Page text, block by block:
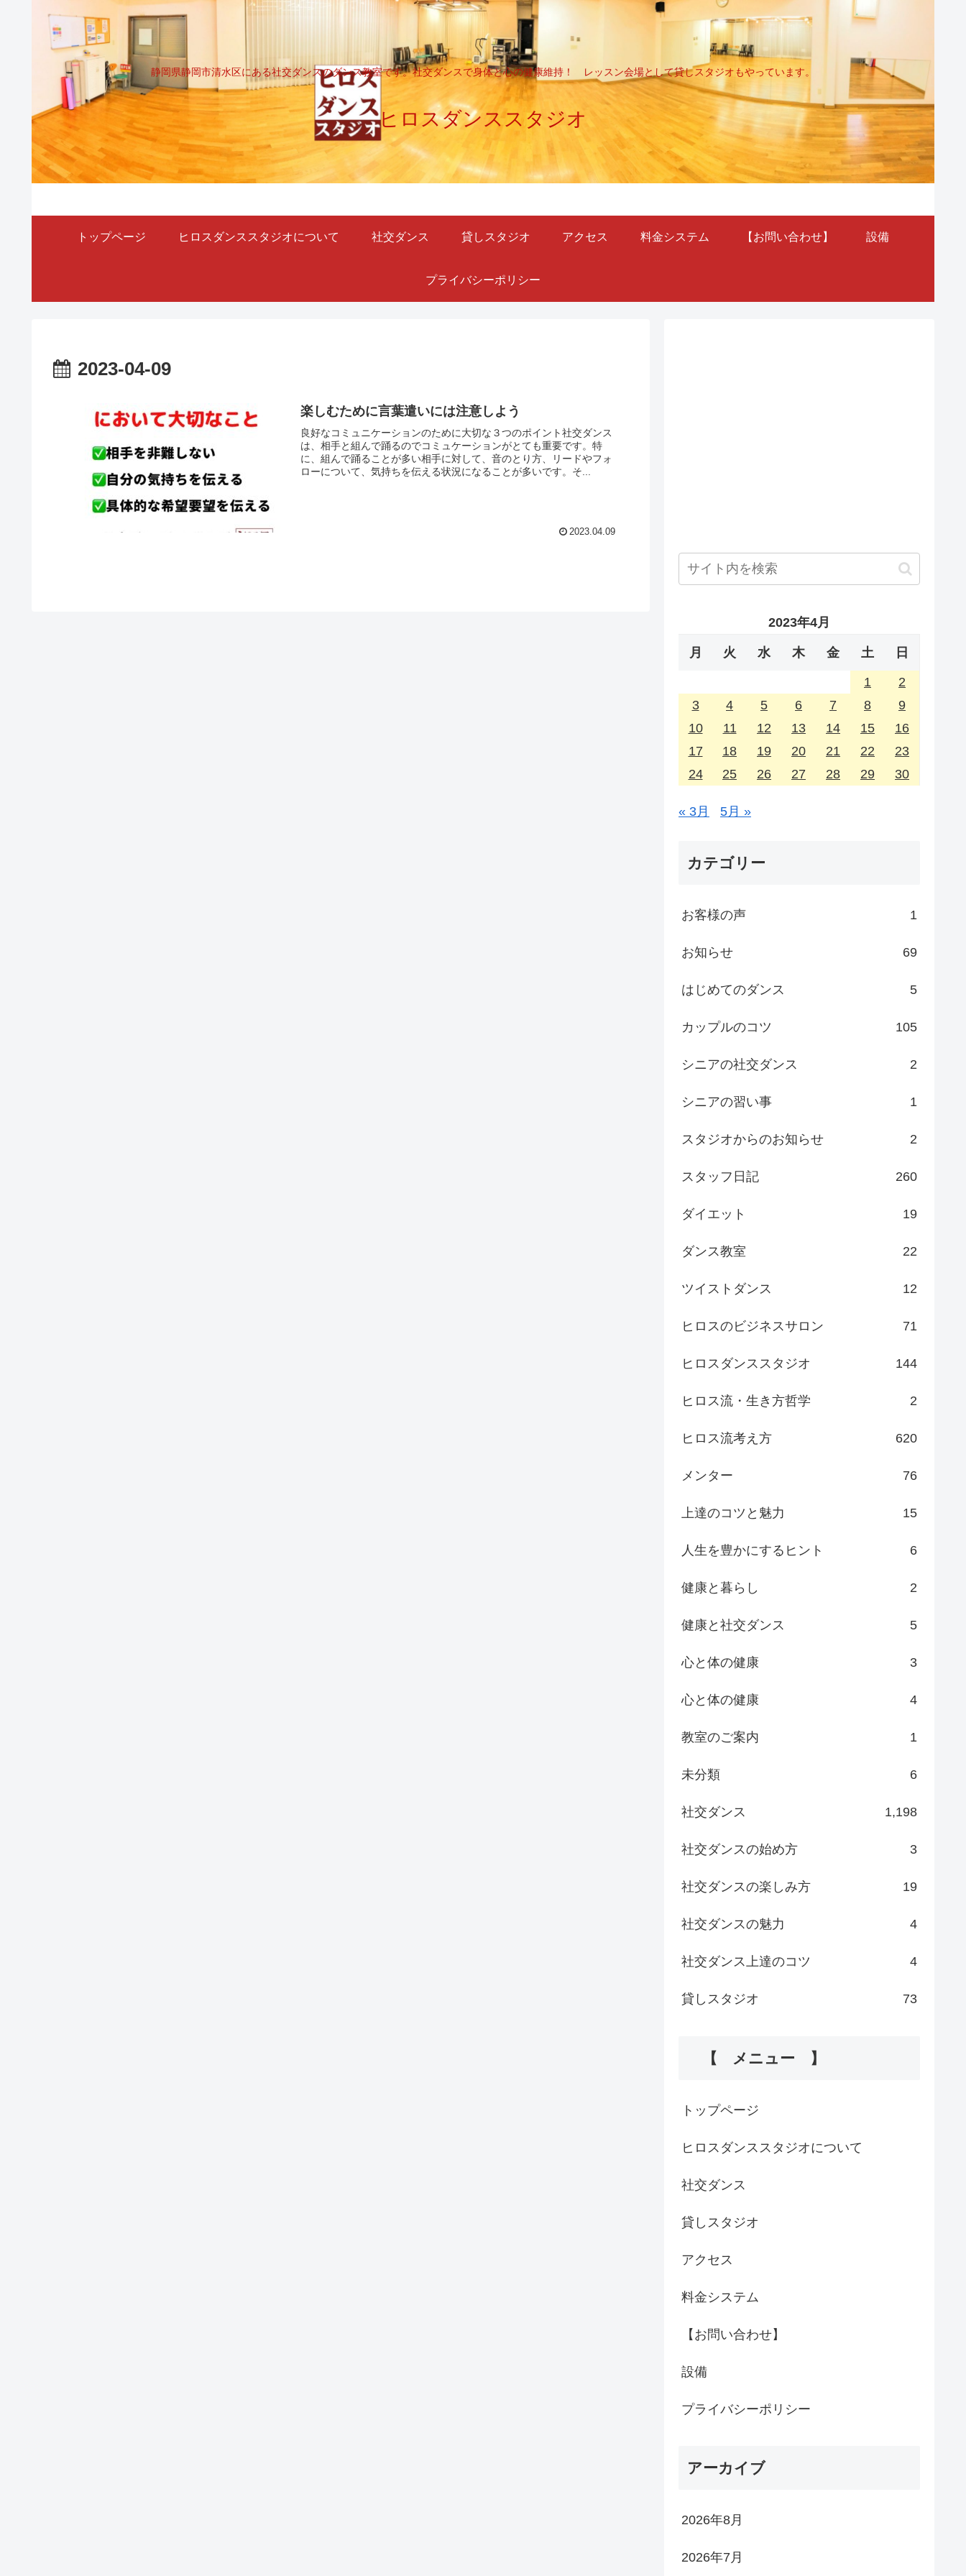
静岡県静岡市清水区にある社交ダンスのダンス教室です。社交ダンスで身体と心の健康維持！ レッスン会場として貸しスタジオもやっています。
ヒロスダンススタジオ
トップページ ヒロスダンススタジオについて 社交ダンス 貸しスタジオ アクセス 料金システム 【お問い合わせ】 設備
プライバシーポリシー
2023-04-09
楽しむために言葉遣いには注意しよう
良好なコミュニケーションのために大切な３つのポイント社交ダンス
は、相手と組んで踊るのでコミュケーションがとても重要です。特
に、組んで踊ることが多い相手に対して、音のとり方、リードやフォ
ローについて、気持ちを伝える状況になることが多いです。そ...
2023.04.09
2023年4月
月 火 水 木 金 土 日
1
2
3
4 5 6 7 8
9
10
11 12 13 14 15
16
17
18 19 20 21 22
23
24
25 26 27 28 29 30
« 3月 5月 »
カテゴリー
お客様の声 1
お知らせ 69
はじめてのダンス 5
カップルのコツ 105
シニアの社交ダンス 2
シニアの習い事 1
スタジオからのお知らせ 2
スタッフ日記 260
ダイエット 19
ダンス教室 22
ツイストダンス 12
ヒロスのビジネスサロン 71
ヒロスダンススタジオ 144
ヒロス流・生き方哲学 2
ヒロス流考え方 620
メンター 76
上達のコツと魅力 15
人生を豊かにするヒント 6
健康と暮らし 2
健康と社交ダンス 5
心と体の健康 3
心と体の健康 4
教室のご案内 1
未分類 6
社交ダンス 1,198
社交ダンスの始め方 3
社交ダンスの楽しみ方 19
社交ダンスの魅力 4
社交ダンス上達のコツ 4
貸しスタジオ 73
【 メニュー 】
トップページ
ヒロスダンススタジオについて
社交ダンス
貸しスタジオ
アクセス
料金システム
【お問い合わせ】
設備
プライバシーポリシー
アーカイブ
2026年8月
2026年7月